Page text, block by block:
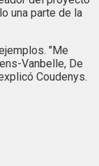
una parte de la
"Me
Vanbelle, De
Coudenys.